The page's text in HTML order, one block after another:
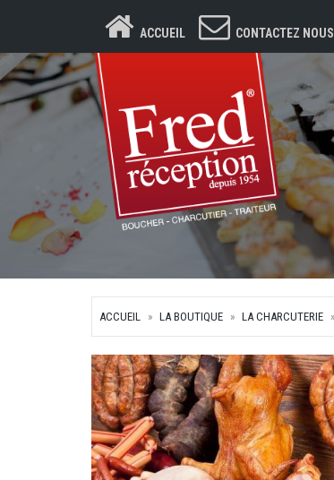
ACCUEIL CONTACTEZ NOUS
ACCUEIL LA BOUTIQUE LA CHARCUTERIE